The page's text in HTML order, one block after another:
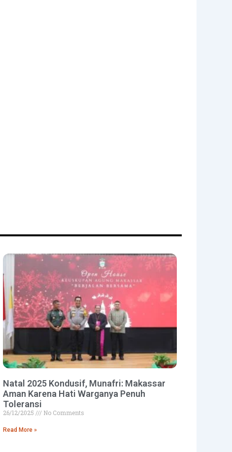
Natal 2025 Kondusif, Munafri: Makassar
Aman Karena Hati Warganya Penuh
Toleransi
26/12/2025 No Comments
Read More »